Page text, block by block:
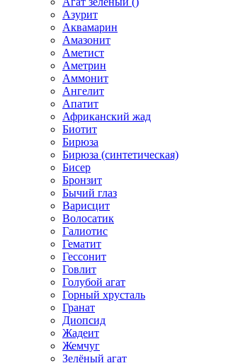
Азурит
Аквамарин
Амазонит
Аметист
Аметрин
Аммонит
Ангелит
Апатит
Африканский жад
Биотит
Бирюза
Бирюза (синтетическая)
Бисер
Бронзит
Бычий глаз
Варисцит
Волосатик
Галиотис
Гематит
Гессонит
Говлит
Голубой агат
Горный хрусталь
Гранат
Диопсид
Жадеит
Жемчуг
Зелёный агат